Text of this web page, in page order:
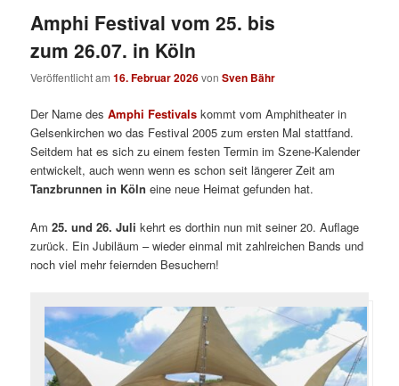
Amphi Festival vom 25. bis
zum 26.07. in Köln
Veröffentlicht am16. Februar 2026vonSven Bähr
Der Name desAmphi Festivals kommt vom Amphitheater in
Gelsenkirchen wo das Festival 2005 zum ersten Mal stattfand.
Seitdem hat es sich zu einem festen Termin im Szene-Kalender
entwickelt, auch wenn wenn es schon seit längerer Zeit am
Tanzbrunnen in Köln eine neue Heimat gefunden hat.
Am25. und 26. Juli kehrt es dorthin nun mit seiner 20. Auflage
zurück. Ein Jubiläum – wieder einmal mit zahlreichen Bands und
noch viel mehr feiernden Besuchern!